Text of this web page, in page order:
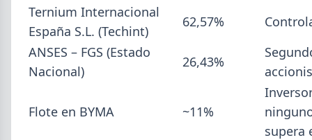
Producción Mundial de Acero –
Ternium Internacional
España S.L. (Techint)
62,57%
ANSES – FGS (Estado
Nacional)
26,43%
Flote en BYMA ~11%
supera